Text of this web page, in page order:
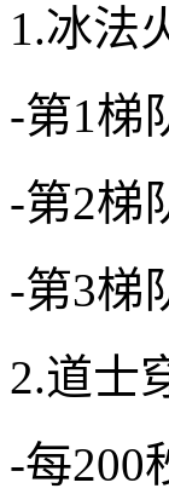
1.冰法
-第1梯
-第2梯
-第3梯
2.道士
-每200